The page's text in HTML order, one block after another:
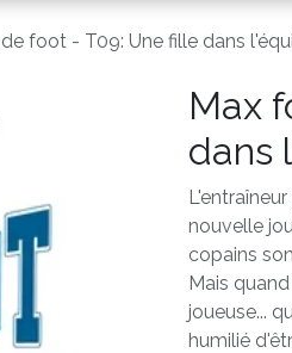
foot - T09: Une fille dans
Max
dans
nouvelle
copains
Mais
joueuse...
humilié